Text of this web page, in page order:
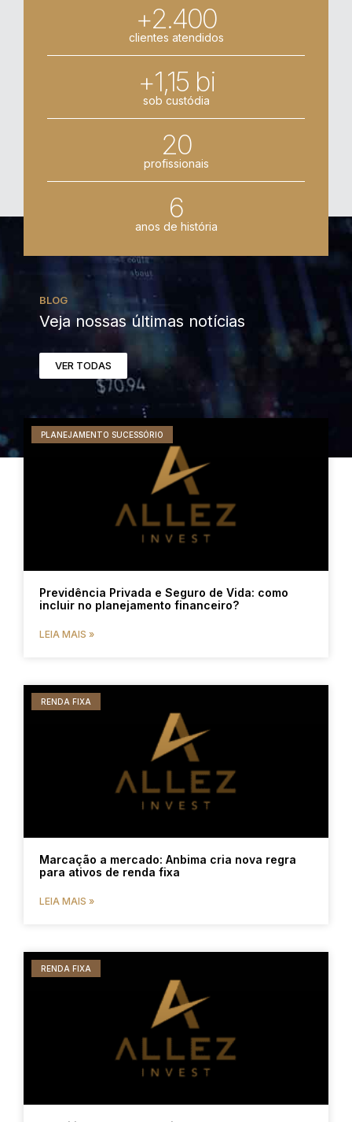
+2.400
clientes atendidos
+1,15 bi
sob custódia
20
profissionais
6
anos de história
BLOG
Veja nossas últimas notícias
VER TODAS
PLANEJAMENTO SUCESSÓRIO
Previdência Privada e Seguro de Vida: como
incluir no planejamento financeiro?
LEIA MAIS »
RENDA FIXA
Marcação a mercado: Anbima cria nova regra
para ativos de renda fixa
LEIA MAIS »
RENDA FIXA